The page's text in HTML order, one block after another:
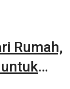
Rumah,